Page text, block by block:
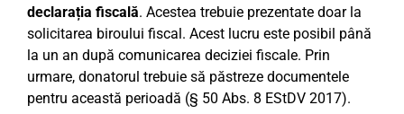
declarația fiscală. Acestea trebuie prezentate doar la
solicitarea biroului fiscal. Acest lucru este posibil până
la un an după comunicarea deciziei fiscale. Prin
urmare, donatorul trebuie să păstreze documentele
pentru această perioadă (§ 50 Abs. 8 EStDV 2017).